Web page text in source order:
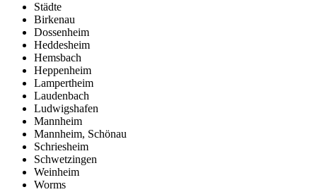
Städte
Birkenau
Dossenheim
Heddesheim
Hemsbach
Heppenheim
Lampertheim
Laudenbach
Ludwigshafen
Mannheim
Mannheim, Schönau
Schriesheim
Schwetzingen
Weinheim
Worms